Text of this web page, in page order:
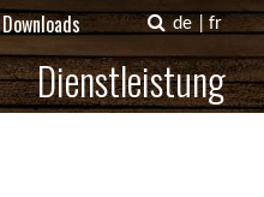
Downloads de | fr
Dienstleistung